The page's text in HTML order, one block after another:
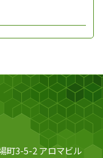
町3-5-2 アロマビル